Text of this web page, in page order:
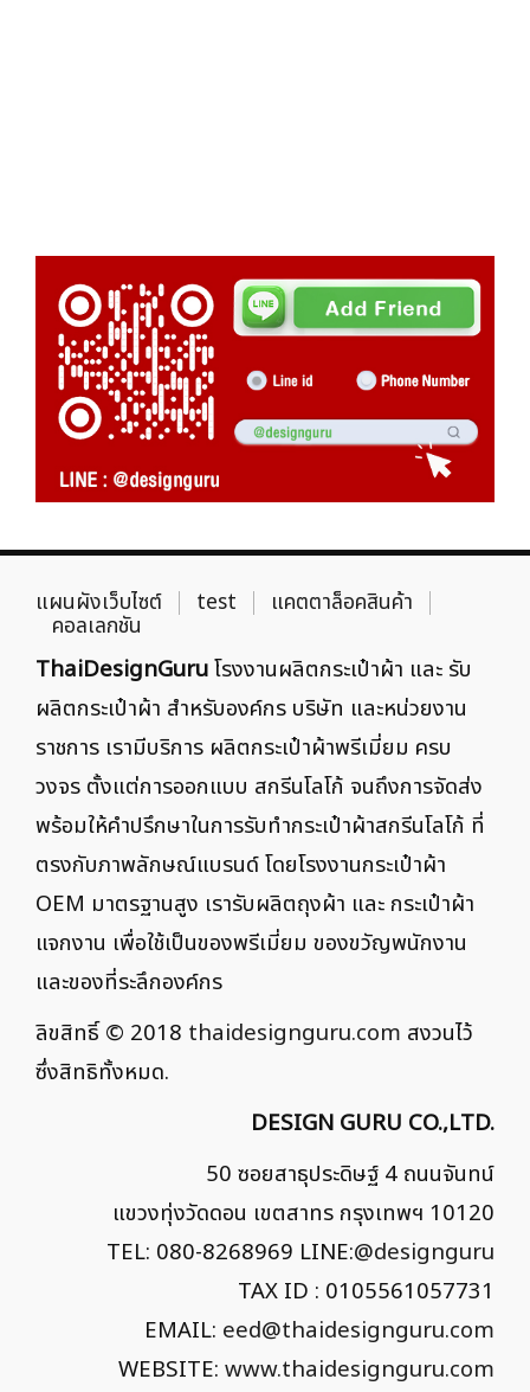
แผนผังเว็บไซต์ test แคตตาล็อคสินค้า
คอลเลกชัน
ThaiDesignGuruโรงงานผลิตกระเป๋าผ้า และ รับ
ผลิตกระเป๋าผ้า สำหรับองค์กร บริษัท และหน่วยงาน
ราชการ เรามีบริการ ผลิตกระเป๋าผ้าพรีเมี่ยม ครบ
วงจร ตั้งแต่การออกแบบ สกรีนโลโก้ จนถึงการจัดส่ง
พร้อมให้คำปรึกษาในการรับทำกระเป๋าผ้าสกรีนโลโก้ ที่
ตรงกับภาพลักษณ์แบรนด์ โดยโรงงานกระเป๋าผ้า
OEM มาตรฐานสูง เรารับผลิตถุงผ้า และ กระเป๋าผ้า
แจกงาน เพื่อใช้เป็นของพรีเมี่ยม ของขวัญพนักงาน
และของที่ระลึกองค์กร
ลิขสิทธิ์ © 2018 thaidesignguru.com สงวนไว้
ซึ่งสิทธิทั้งหมด.
DESIGN GURU CO.,LTD.
50 ซอยสาธุประดิษฐ์ 4 ถนนจันทน์
แขวงทุ่งวัดดอน เขตสาทร กรุงเทพฯ 10120
TEL: 080-8268969 LINE:@designguru
TAX ID : 0105561057731
EMAIL: eed@thaidesignguru.com
WEBSITE: www.thaidesignguru.com